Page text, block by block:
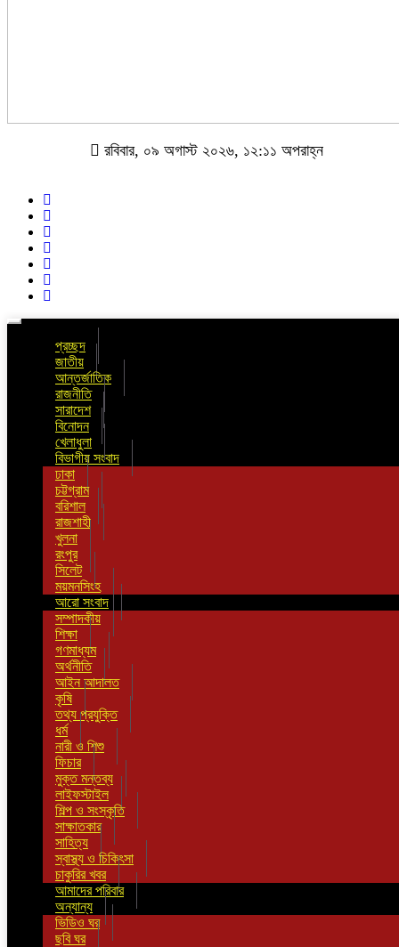
রবিবার, ০৯ অগাস্ট ২০২৬, ১২:১১ অপরাহ্ন
Toggle
navigationপ্রচ্ছদ
জাতীয়
আন্তর্জাতিক
রাজনীতি
সারাদেশ
বিনোদন
খেলাধুলা
বিভাগীয় সংবাদ
ঢাকা
চট্টগ্রাম
বরিশাল
রাজশাহী
খুলনা
রংপুর
সিলেট
ময়মনসিংহ
আরো সংবাদ
সম্পাদকীয়
শিক্ষা
গণমাধ্যম
অর্থনীতি
আইন আদালত
কৃষি
তথ্য প্রযুক্তি
ধর্ম
নারী ও শিশু
ফিচার
মুক্ত মন্তব্য
লাইফস্টাইল
শিল্প ও সংস্কৃতি
সাক্ষাতকার
সাহিত্য
স্বাস্থ্য ও চিকিৎসা
চাকুরির খবর
আমাদের পরিবার
অন্যান্য
ভিডিও ঘর
ছবি ঘর